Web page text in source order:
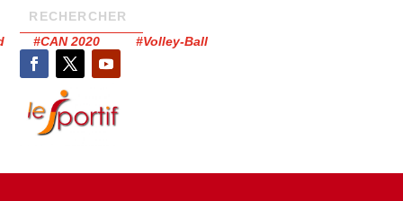
#CAN 2020 #Volley-Ball